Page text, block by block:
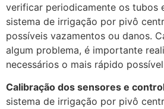
verificar periodicamente os tubos
sistema de irrigação por pivô
possíveis vazamentos ou danos.
algum problema, é importante
necessários o mais rápido
Calibração dos sensores e
sistema de irrigação por pivô